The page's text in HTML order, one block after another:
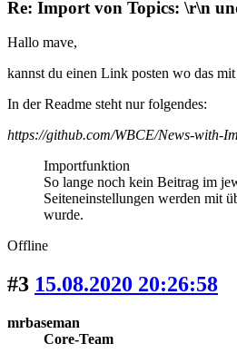
Re: Import von Topics: \r\n
Hallo mave,
kannst du einen Link posten wo das
In der Readme steht nur folgendes:
https://github.com/WBCE/News-with-
Importfunktion
So lange noch kein Beitrag im
Seiteneinstellungen werden mit
wurde.
Offline
#3 15.08.2020 20:26:58
mrbaseman
Core-Team